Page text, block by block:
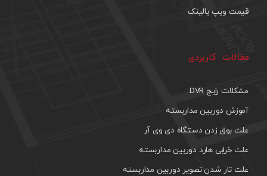
قیمت ویپ یالینک
مقالات کاربردی
مشکلات رایج DVR
آموزش دوربین مداربسته
علت بوق زدن دستگاه دی وی آر
علت خرابی هارد دوربین مداربسته
علت تار شدن تصویر دوربین مداربسته